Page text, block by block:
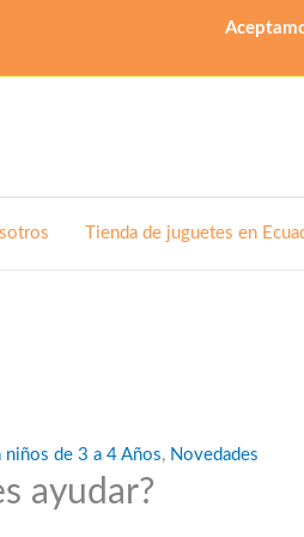
Tienda de juguetes en
niños de 3 a 4 Años, Novedades
ayudar?